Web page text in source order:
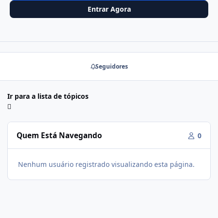
Entrar Agora
Seguidores
Ir para a lista de tópicos
Quem Está Navegando 0
Nenhum usuário registrado visualizando esta página.